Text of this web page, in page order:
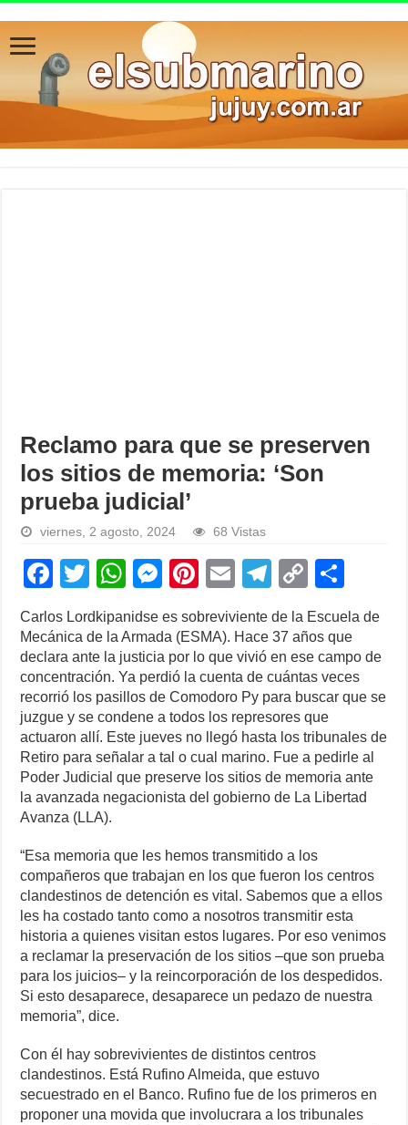
Reclamo para que se preserven
los sitios de memoria: ‘Son
prueba judicial’
viernes, 2 agosto, 2024 68 Vistas
F
a
c
e
b
o
o
k
T
wi
tt
er
W
h
at
s
A
p
p
M
ss
e
n
g
er
Pi
nt
er
e
st
E
m
ail
T
el
e
gr
a
m
C
o
p
y
Li
n
k
h
ar
e
Carlos Lordkipanidse es sobreviviente de la Escuela de
Mecánica de la Armada (ESMA). Hace 37 años que
declara ante la justicia por lo que vivió en ese campo de
concentración. Ya perdió la cuenta de cuántas veces
recorrió los pasillos de Comodoro Py para buscar que se
juzgue y se condene a todos los represores que
actuaron allí. Este jueves no llegó hasta los tribunales de
Retiro para señalar a tal o cual marino. Fue a pedirle al
Poder Judicial que preserve los sitios de memoria ante
la avanzada negacionista del gobierno de La Libertad
Avanza (LLA).
“Esa memoria que les hemos transmitido a los
compañeros que trabajan en los que fueron los centros
clandestinos de detención es vital. Sabemos que a ellos
les ha costado tanto como a nosotros transmitir esta
historia a quienes visitan estos lugares. Por eso venimos
a reclamar la preservación de los sitios –que son prueba
para los juicios– y la reincorporación de los despedidos.
Si esto desaparece, desaparece un pedazo de nuestra
memoria”, dice.
Con él hay sobrevivientes de distintos centros
clandestinos. Está Rufino Almeida, que estuvo
secuestrado en el Banco. Rufino fue de los primeros en
proponer una movida que involucrara a los tribunales